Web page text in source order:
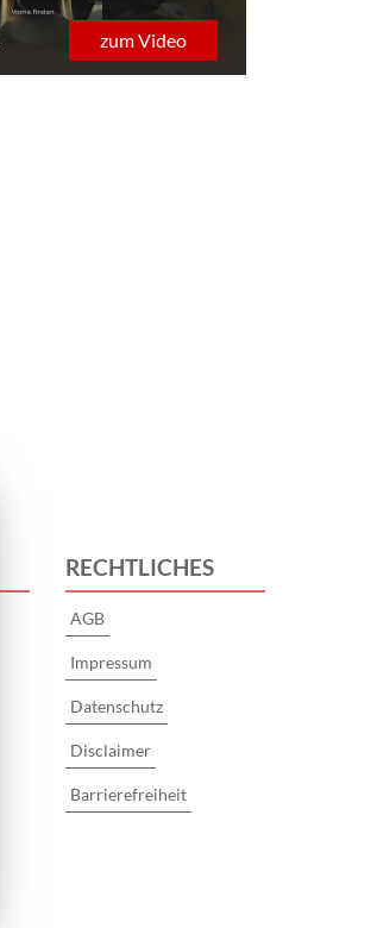
zum Video
RECHTLICHES
AGB
Impressum
Datenschutz
Disclaimer
Barrierefreiheit